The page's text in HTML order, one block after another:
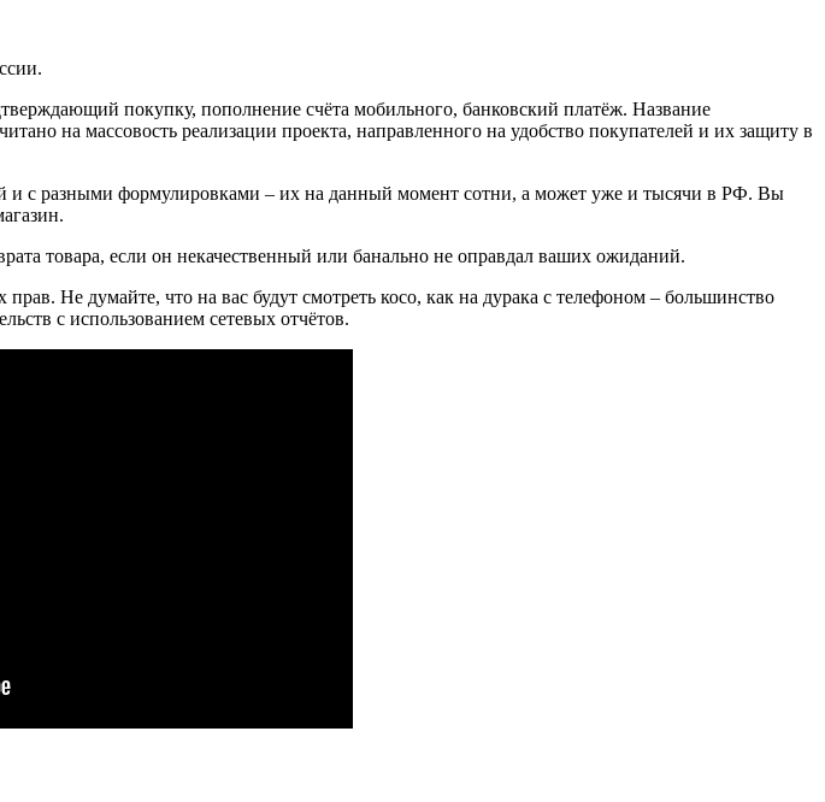
покупку, пополнение счёта мобильного, банковский платёж. Название
на массовость реализации проекта, направленного на удобство покупателей и их защиту в
и с разными формулировками – их на данный момент сотни, а может уже и тысячи в РФ. Вы
товара, если он некачественный или банально не оправдал ваших ожиданий.
Не думайте, что на вас будут смотреть косо, как на дурака с телефоном – большинство
с использованием сетевых отчётов.